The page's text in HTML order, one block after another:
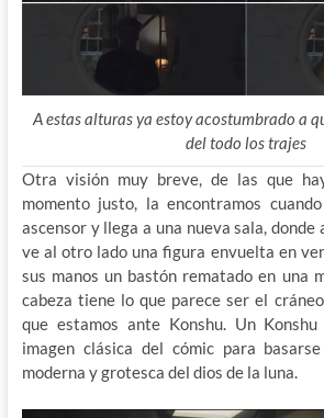
A estas alturas ya estoy acostumbrado a
del todo los trajes
Otra visión muy breve, de las que
momento justo, la encontramos
ascensor y llega a una nueva sala, donde
ve al otro lado una figura envuelta en
sus manos un bastón rematado en una
cabeza tiene lo que parece ser el
que estamos ante Konshu. Un
imagen clásica del cómic para
moderna y grotesca del dios de la luna.